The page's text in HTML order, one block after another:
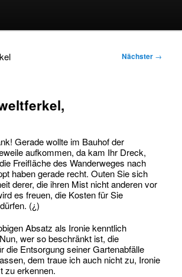
Nächster →
Gerade wollte im Bauhof der
aufkommen, da kam Ihr Dreck,
Freifläche des Wanderweges nach
haben gerade recht. Outen Sie sich
derer, die ihren Mist nicht anderen vor
es freuen, die Kosten für Sie
(¿)
Absatz als Ironie kenntlich
wer so beschränkt ist, die
die Entsorgung seiner Gartenabfälle
dem traue ich auch nicht zu, Ironie
zu erkennen.